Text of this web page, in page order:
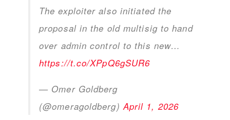
The exploiter also initiated the
proposal in the old multisig to hand
over admin control to this new…
https://t.co/XPpQ6gSUR6
— Omer Goldberg
(@omeragoldberg)April 1, 2026